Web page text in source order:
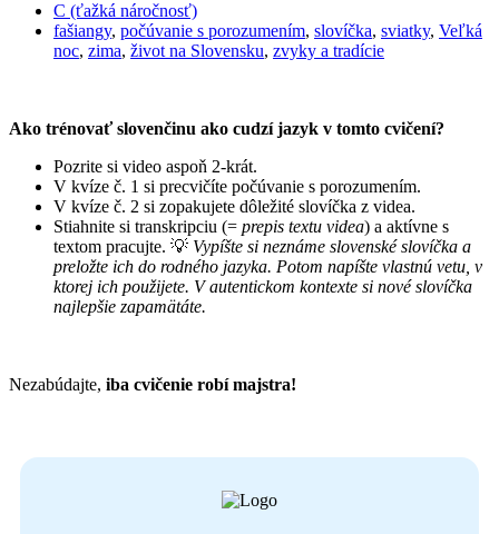
C (ťažká náročnosť)
fašiangy, počúvanie s porozumením, slovíčka, sviatky, Veľká
noc, zima, život na Slovensku, zvyky a tradície
Ako trénovať slovenčinu ako cudzí jazyk v tomto cvičení?
Pozrite si video aspoň 2-krát.
V kvíze č. 1 si precvičíte počúvanie s porozumením.
V kvíze č. 2 si zopakujete dôležité slovíčka z videa.
Stiahnite si transkripciu (= prepis textu videa) a aktívne s
textom pracujte. 💡 Vypíšte si neznáme slovenské slovíčka a
preložte ich do rodného jazyka. Potom napíšte vlastnú vetu, v
ktorej ich použijete. V autentickom kontexte si nové slovíčka
najlepšie zapamätáte.
Nezabúdajte, iba cvičenie robí majstra!